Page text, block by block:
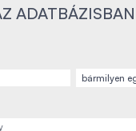
ADATBÁZISBAN